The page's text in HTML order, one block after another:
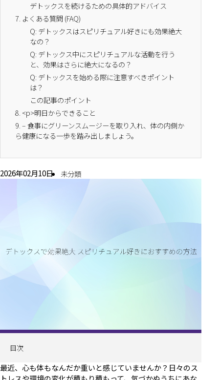
デトックスを続けるための具体的アドバイス
7. よくある質問 (FAQ)
Q: デトックスはスピリチュアル好きにも効果絶大
なの？
Q: デトックス中にスピリチュアルな活動を行う
と、効果はさらに絶大になるの？
Q: デトックスを始める際に注意すべきポイント
は？
この記事のポイント
8. <p>明日からできること
9.– 食事にグリーンスムージーを取り入れ、体の内側か
ら健康になる一歩を踏み出しましょう。
2026年02月10日 未分類
目次
最近、心も体もなんだか重いと感じていませんか？日々のス